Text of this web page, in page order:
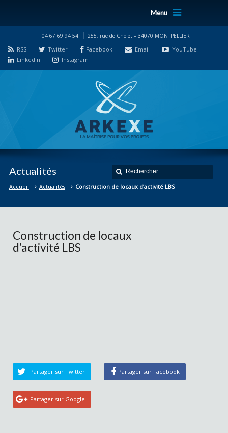
Menu
04 67 69 94 54 255, rue de Cholet – 34070 MONTPELLIER
RSS Twitter Facebook Email
YouTube
LinkedIn
Instagram
Actualités
Accueil Actualités Construction de locaux d’activité LBS
Construction de locaux
d’activité LBS
Partager sur Twitter Partager sur Facebook
Partager sur Google